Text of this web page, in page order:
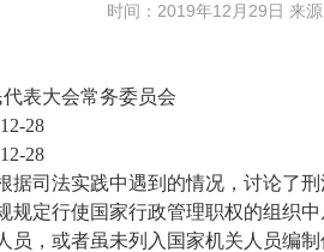
时间：2019年12月29日 来
表大会常务委员会
28
28
司法实践中遇到的情况，讨论了刑
定行使国家行政管理职权的组织中
员，或者虽未列入国家机关人员编